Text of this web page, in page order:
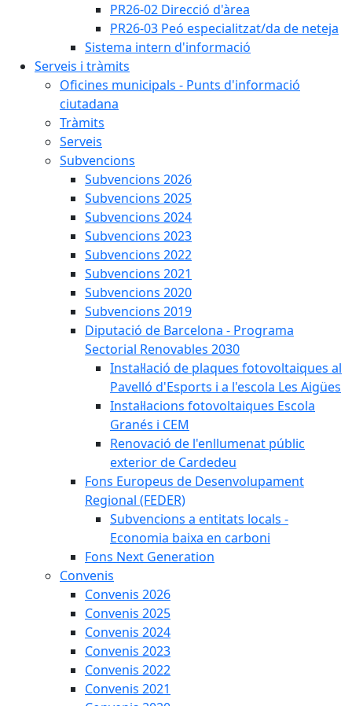
PR26-02 Direcció d'àrea
PR26-03 Peó especialitzat/da de neteja
Sistema intern d'informació
Serveis i tràmits
Oficines municipals - Punts d'informació
ciutadana
Tràmits
Serveis
Subvencions
Subvencions 2026
Subvencions 2025
Subvencions 2024
Subvencions 2023
Subvencions 2022
Subvencions 2021
Subvencions 2020
Subvencions 2019
Diputació de Barcelona - Programa
Sectorial Renovables 2030
Instal·lació de plaques fotovoltaiques al
Pavelló d'Esports i a l'escola Les Aigües
Instal·lacions fotovoltaiques Escola
Granés i CEM
Renovació de l'enllumenat públic
exterior de Cardedeu
Fons Europeus de Desenvolupament
Regional (FEDER)
Subvencions a entitats locals -
Economia baixa en carboni
Fons Next Generation
Convenis
Convenis 2026
Convenis 2025
Convenis 2024
Convenis 2023
Convenis 2022
Convenis 2021